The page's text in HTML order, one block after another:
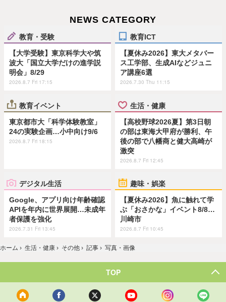
NEWS CATEGORY
教育・受験
【大学受験】東京科学大や筑
波大「国立大学だけの進学説
明会」8/29
2026.8.7 Fri 17:15
教育ICT
【夏休み2026】東大メタバー
ス工学部、生成AIなどジュニ
ア講座6選
2026.7.30 Thu 11:15
教育イベント
東京都市大「科学体験教室」
24の実験企画…小中向け9/6
2026.8.7 Fri 18:15
生活・健康
【高校野球2026夏】第3日朝
の部は東海大甲府が勝利、午
後の部で八幡商と健大高崎が
激突
2026.8.7 Fri 12:45
デジタル生活
Google、アプリ向け年齢確認
APIを年内に世界展開…未成年
者保護を強化
2026.7.31 Fri 13:45
趣味・娯楽
【夏休み2026】魚に触れて学
ぶ「おさかな」イベント8/8…
川崎市
2026.8.7 Fri 10:45
ホーム › 生活・健康 › その他 › 記事 › 写真・画像
TOP